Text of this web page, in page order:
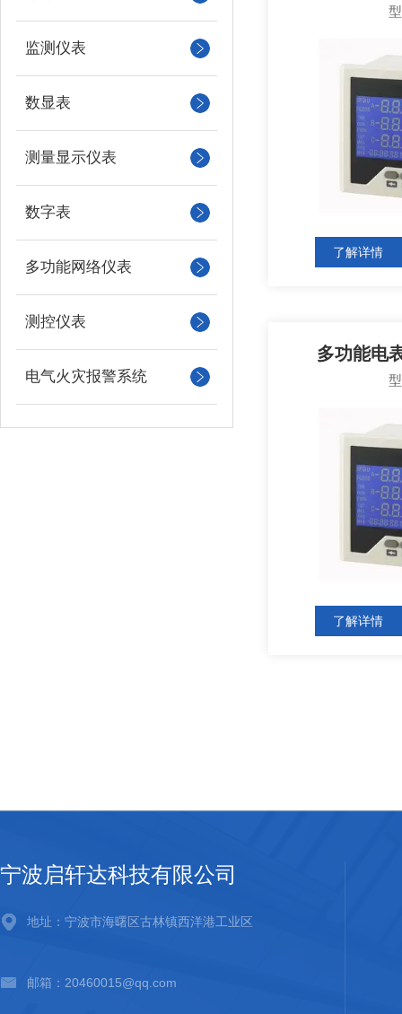
监测仪表
数显表
测量显示仪表
数字表
多功能网络仪表
测控仪表
电气火灾报警系统
了解详情
多功能电
了解详情
宁波启轩达科技有限公司
地址：宁波市海曙区古林镇西洋港工业区
邮箱：20460015@qq.com